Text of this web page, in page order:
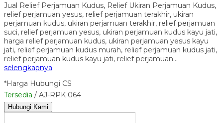
Jual Relief Perjamuan Kudus, Relief Ukiran Perjamuan Kudus,
relief perjamuan yesus, relief perjamuan terakhir, ukiran
perjamuan kudus, ukiran perjamuan terakhir, relief perjamuan
suci, relief perjamuan yesus, ukiran perjamuan kudus kayu jati,
harga relief perjamuan kudus, ukiran perjamuan yesus kayu
jati, relief perjamuan kudus murah, relief perjamuan kudus jati,
relief perjamuan kudus kayu jati, relief perjamuan…
selengkapnya
*Harga Hubungi CS
Tersedia / AJ-RPK 064
Hubungi Kami